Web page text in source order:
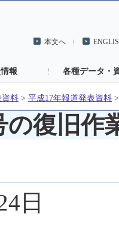
本文へ
報 各種データ・
資料 > 平成17年報道発表資料
の復旧作
日